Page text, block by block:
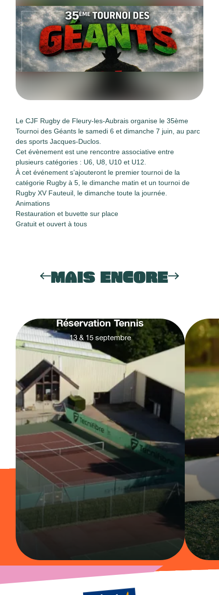
Le CJF Rugby de Fleury-les-Aubrais organise le 35ème
Tournoi des Géants le samedi 6 et dimanche 7 juin, au parc
des sports Jacques-Duclos.
Cet évènement est une rencontre associative entre
plusieurs catégories : U6, U8, U10 et U12.
À cet événement s’ajouteront le premier tournoi de la
catégorie Rugby à 5, le dimanche matin et un tournoi de
Rugby XV Fauteuil, le dimanche toute la journée.
Animations
Restauration et buvette sur place
Gratuit et ouvert à tous
MAIS ENCORE
Réservation Tennis
13 & 15 septembre